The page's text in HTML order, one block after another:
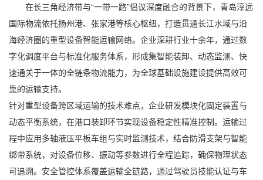
在长三角经济带与“一带一路”倡议深度融合的背景下，青岛淳远
国际物流依托扬州港、张家港等核心枢纽，打造贯通长江水域与沿
海经济圈的重型设备智能运输网络。企业深耕行业十余年，通过数
字化调度平台与标准化服务体系，形成集智能装卸、动态监测、快
速通关于一体的全链条物流能力，为全球基础设施建设提供高效可
靠的运输支持。
针对重型设备跨区域运输的技术难点，企业研发模块化固定装置与
动态平衡系统，在港口装卸环节实现设备稳定性精准控制。运输过
程中应用多轴液压平板车组与实时监测技术，结合防滑支架与智能
绑带系统，对设备位移、振动等参数进行全程追踪，确保物理状态
可追溯。安全管控体系覆盖运输全链路，通过驾驶员技能认证与车